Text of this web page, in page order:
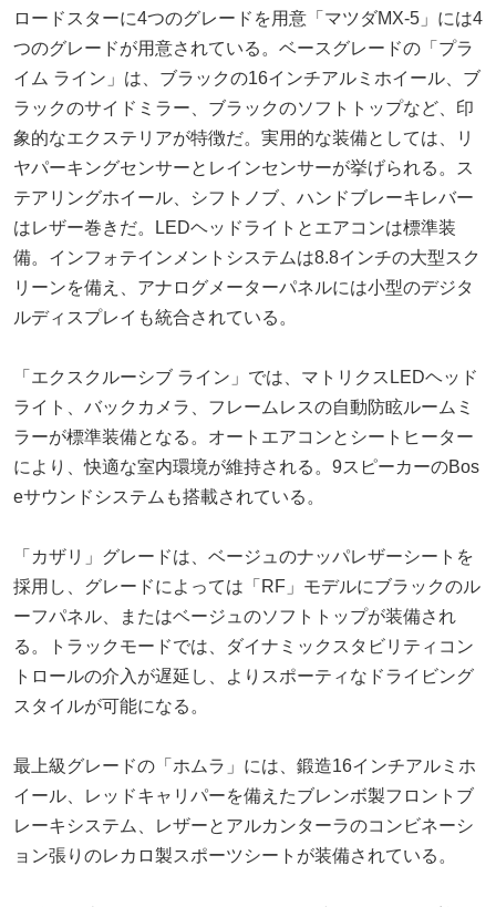
ロードスターに4つのグレードを用意「マツダMX-5」には4
つのグレードが用意されている。ベースグレードの「プラ
イム ライン」は、ブラックの16インチアルミホイール、ブ
ラックのサイドミラー、ブラックのソフトトップなど、印
象的なエクステリアが特徴だ。実用的な装備としては、リ
ヤパーキングセンサーとレインセンサーが挙げられる。ス
テアリングホイール、シフトノブ、ハンドブレーキレバー
はレザー巻きだ。LEDヘッドライトとエアコンは標準装
備。インフォテインメントシステムは8.8インチの大型スク
リーンを備え、アナログメーターパネルには小型のデジタ
ルディスプレイも統合されている。
「エクスクルーシブ ライン」では、マトリクスLEDヘッド
ライト、バックカメラ、フレームレスの自動防眩ルームミ
ラーが標準装備となる。オートエアコンとシートヒーター
により、快適な室内環境が維持される。9スピーカーのBos
eサウンドシステムも搭載されている。
「カザリ」グレードは、ベージュのナッパレザーシートを
採用し、グレードによっては「RF」モデルにブラックのル
ーフパネル、またはベージュのソフトトップが装備され
る。トラックモードでは、ダイナミックスタビリティコン
トロールの介入が遅延し、よりスポーティなドライビング
スタイルが可能になる。
最上級グレードの「ホムラ」には、鍛造16インチアルミホ
イール、レッドキャリパーを備えたブレンボ製フロントブ
レーキシステム、レザーとアルカンターラのコンビネーシ
ョン張りのレカロ製スポーツシートが装備されている。